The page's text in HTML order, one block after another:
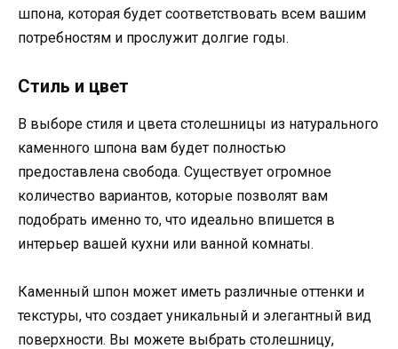
шпона, которая будет соответствовать всем вашим
потребностям и прослужит долгие годы.
Стиль и цвет
В выборе стиля и цвета столешницы из натурального
каменного шпона вам будет полностью
предоставлена свобода. Существует огромное
количество вариантов, которые позволят вам
подобрать именно то, что идеально впишется в
интерьер вашей кухни или ванной комнаты.
Каменный шпон может иметь различные оттенки и
текстуры, что создает уникальный и элегантный вид
поверхности. Вы можете выбрать столешницу,